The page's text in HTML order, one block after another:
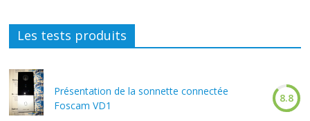
Les tests produits
Présentation de la sonnette connectée
Foscam VD1
8.8